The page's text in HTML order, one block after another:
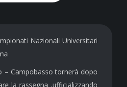
Nazionali Universitari
– Campobasso tornerà dopo
la rassegna ,ufficializzando